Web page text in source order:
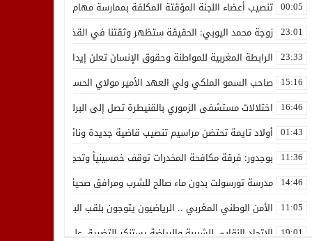
00:05 تنصيب أعضاء اللجنة المؤقتة المكلفة بممارسة مهام المجلس الوطني
23:01 زوجة محمد اليوبي: الحقيقة ستظهر وثقتنا في القضاء ثابتة
23:33 الرابطة المغربية للمواطنة وحقوق الإنسان تعلن إيداع رئيسها
15:16 صاحب السمو الملكي ولي العهد الأمير مولاي الحسن يدشن “برج
16:46 اختلالات مستشفى الزموري بالقنيطرة تصل إلى البرلمان واستقالة
01:43 أولاد تايمة تحتضن مراسيم تنصيب قاضية جديدة ونائب لوكيل الملك
11:36 بوجدور: فرقة مكافحة المخدرات توقف خمسينياً وتحجز 10 كيلوغرامات من الشيرا
14:46 مدرسة تورسولت بدون ماء صالح للشرب ومرافق صحية في وضعية
11:05 الأمن الوطني المغربي .. الرياضيون يتوجون بلقب البطولة العربية
19:01 الاتحاد النقابي للشبيبة والرياضة يستنكر التضييق على الموظفين